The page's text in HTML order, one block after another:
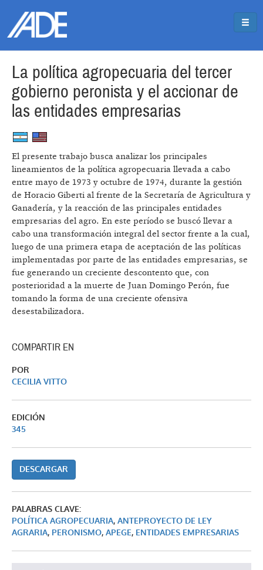
La política agropecuaria del tercer
gobierno peronista y el accionar de
las entidades empresarias
El presente trabajo busca analizar los principales
lineamientos de la política agropecuaria llevada a cabo
entre mayo de 1973 y octubre de 1974, durante la gestión
de Horacio Giberti al frente de la Secretaría de Agricultura y
Ganadería, y la reacción de las principales entidades
empresarias del agro. En este período se buscó llevar a
cabo una transformación integral del sector frente a la cual,
luego de una primera etapa de aceptación de las políticas
implementadas por parte de las entidades empresarias, se
fue generando un creciente descontento que, con
posterioridad a la muerte de Juan Domingo Perón, fue
tomando la forma de una creciente ofensiva
desestabilizadora.
COMPARTIR EN
POR
CECILIA VITTO
EDICIÓN
345
DESCARGAR
PALABRAS CLAVE:
POLÍTICA AGROPECUARIA, ANTEPROYECTO DE LEY
AGRARIA, PERONISMO, APEGE, ENTIDADES EMPRESARIAS